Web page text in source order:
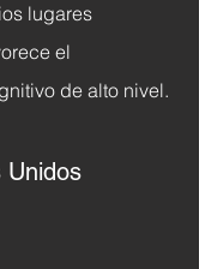
lugares
el
de alto nivel.
Unidos